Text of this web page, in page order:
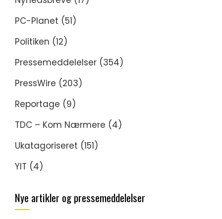
PC-Planet (51)
Politiken (12)
Pressemeddelelser (354)
PressWire (203)
Reportage (9)
TDC – Kom Nærmere (4)
Ukatagoriseret (151)
YIT (4)
Nye artikler og pressemeddelelser